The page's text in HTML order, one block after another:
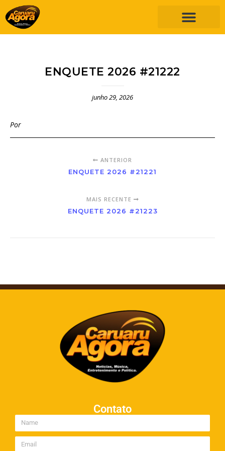
ENQUETE 2026 #21222
junho 29, 2026
Por
ANTERIOR
ENQUETE 2026 #21221
MAIS RECENTE
ENQUETE 2026 #21223
Contato